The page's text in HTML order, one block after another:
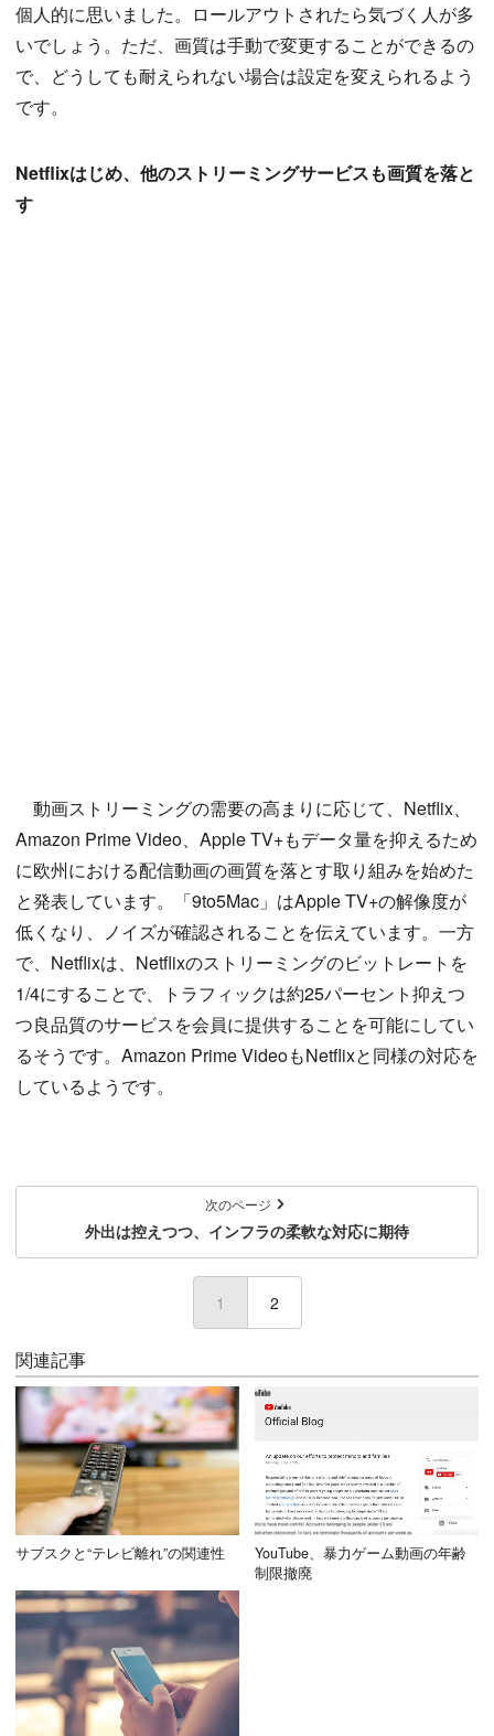
個人的に思いました。ロールアウトされたら気づく人が多
いでしょう。ただ、画質は手動で変更することができるの
で、どうしても耐えられない場合は設定を変えられるよう
です。
Netflixはじめ、他のストリーミングサービスも画質を落と
す
動画ストリーミングの需要の高まりに応じて、Netflix、
Amazon Prime Video、Apple TV+もデータ量を抑えるため
に欧州における配信動画の画質を落とす取り組みを始めた
と発表しています。「9to5Mac」はApple TV+の解像度が
低くなり、ノイズが確認されることを伝えています。一方
で、Netflixは、Netflixのストリーミングのビットレートを
1/4にすることで、トラフィックは約25パーセント抑えつ
つ良品質のサービスを会員に提供することを可能にしてい
るそうです。Amazon Prime VideoもNetflixと同様の対応を
しているようです。
次のページ
外出は控えつつ、インフラの柔軟な対応に期待
1 (current)
2
関連記事
サブスクと“テレビ離れ”の関連性
YouTube、暴力ゲーム動画の年齢
制限撤廃